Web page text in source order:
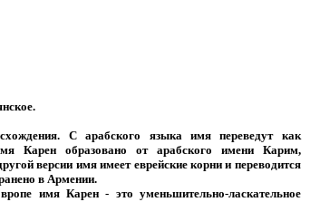
С арабского языка имя переведут как
Карен образовано от арабского имени Карим,
версии имя имеет еврейские корни и переводится
в Армении.
имя Карен - это уменьшительно-ласкательное